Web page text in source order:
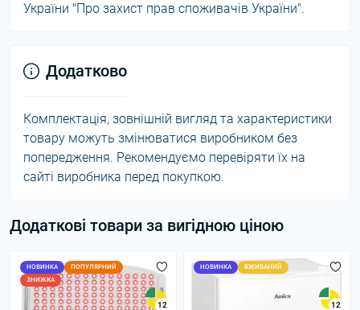
України "Про захист прав споживачів України".
Додатково
Комплектація, зовнішній вигляд та характеристики
товару можуть змінюватися виробником без
попередження. Рекомендуємо перевіряти їх на
сайті виробника перед покупкою.
Додаткові товари за вигідною ціною
НОВИНКА
ПОПУЛЯРНИЙ
ЗНИЖКА
12
НОВИНКА ВЖИВАНИЙ
12